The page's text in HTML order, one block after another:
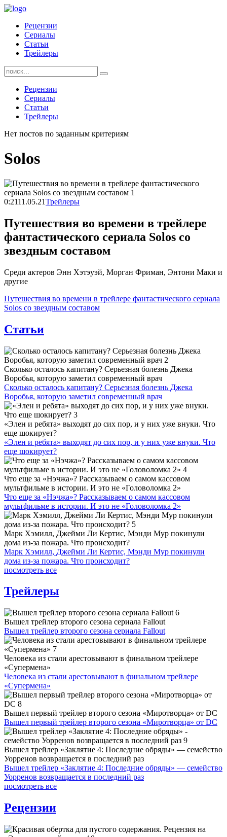
Skip
contentРецензии
Сериалы
Статьи
Трейлеры
Найти:
Рецензии
Сериалы
Статьи
Трейлеры
Нет постов по заданным критериям
Solos
0:2111.05.21Трейлеры
Путешествия во времени в трейлере
фантастического сериала Solos со
звездным составом
Среди актеров Энн Хэтэуэй, Морган Фриман, Энтони Маки и
другие
Путешествия во времени в трейлере фантастического сериала
Solos со звездным составом
Статьи
Сколько осталось капитану? Серьезная болезнь Джека
Воробья, которую заметил современный врач
Сколько осталось капитану? Серьезная болезнь Джека
Воробья, которую заметил современный врач
«Элен и ребята» выходят до сих пор, и у них уже внуки. Что
еще шокирует?
«Элен и ребята» выходят до сих пор, и у них уже внуки. Что
еще шокирует?
Что еще за «Нэчжа»? Рассказываем о самом кассовом
мультфильме в истории. И это не «Головоломка 2»
Что еще за «Нэчжа»? Рассказываем о самом кассовом
мультфильме в истории. И это не «Головоломка 2»
Марк Хэмилл, Джейми Ли Кертис, Мэнди Мур покинули
дома из-за пожара. Что происходит?
Марк Хэмилл, Джейми Ли Кертис, Мэнди Мур покинули
дома из-за пожара. Что происходит?
посмотреть все
Трейлеры
Вышел трейлер второго сезона сериала Fallout
Вышел трейлер второго сезона сериала Fallout
Человека из стали арестовывают в финальном трейлере
«Супермена»
Человека из стали арестовывают в финальном трейлере
«Супермена»
Вышел первый трейлер второго сезона «Миротворца» от DC
Вышел первый трейлер второго сезона «Миротворца» от DC
Вышел трейлер «Заклятие 4: Последние обряды» — семейство
Уорренов возвращается в последний раз
Вышел трейлер «Заклятие 4: Последние обряды» — семейство
Уорренов возвращается в последний раз
посмотреть все
Рецензии